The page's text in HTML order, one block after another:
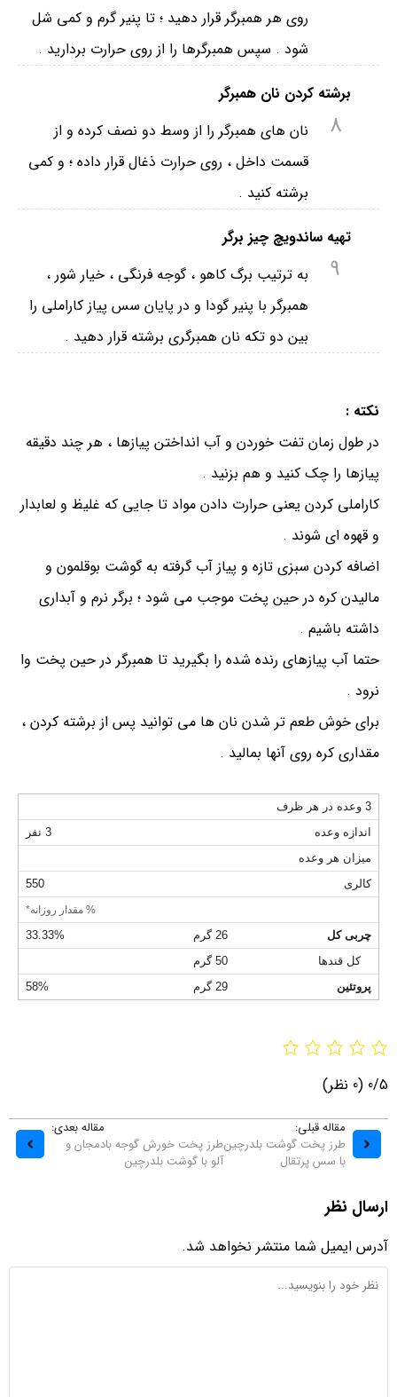
روی هر همبرگر قرار دهید ؛ تا پنیر گرم و کمی شل
شود . سپس همبرگرها را از روی حرارت بردارید .
برشته کردن نان همبرگر
8
نان های همبرگر را از وسط دو نصف کرده و از
قسمت داخل ، روی حرارت ذغال قرار داده ؛ و کمی
برشته کنید .
تهیه ساندویچ چیز برگر
9
به ترتیب برگ کاهو ، گوجه فرنگی ، خیار شور ،
همبرگر با پنیر گودا و در پایان سس پیاز کاراملی را
بین دو تکه نان همبرگری برشته قرار دهید .
نکته :
در طول زمان تفت خوردن و آب انداختن پیازها ، هر چند دقیقه
پیازها را چک کنید و هم بزنید .
کاراملی کردن یعنی حرارت دادن مواد تا جایی که غلیظ و لعابدار
و قهوه‌ ای شوند .
اضافه کردن سبزی تازه و پیاز آب گرفته به گوشت بوقلمون و
مالیدن کره در حین پخت موجب می شود ؛ برگر نرم و آبداری
داشته باشیم .
حتما آب پیازهای رنده شده را بگیرید تا همبرگر در حین پخت وا
نرود .
برای خوش طعم تر شدن نان ها می توانید پس از برشته کردن ،
مقداری کره روی آنها بمالید .
3 وعده در هر ظرف
اندازه وعده
3 نفر
میزان هر وعده
کالری
550
% مقدار روزانه*
چربی کل 26 گرم
33.33%
کل قندها
50 گرم
پروتئین
29 گرم 58%
0/5 (0 نظر)
مقاله قبلی:
طرز پخت گوشت بلدرچین
با سس پرتقال
مقاله بعدی:
طرز پخت خورش گوجه بادمجان و
آلو با گوشت بلدرچین
ارسال نظر
آدرس ایمیل شما منتشر نخواهد شد.